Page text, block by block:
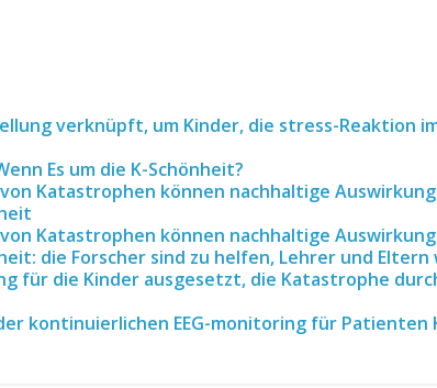
verknüpft, um Kinder, die stress-Reaktion
Es um die K-Schönheit?
Katastrophen können nachhaltige
Katastrophen können nachhaltige
die Forscher sind zu helfen, Lehrer und Eltern
für die Kinder ausgesetzt, die Katastrophe
kontinuierlichen EEG-monitoring für Patienten